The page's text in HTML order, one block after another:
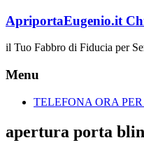
Vai
contenuto
ApriportaEugenio.it
il Tuo Fabbro di Fiducia per
Menu
TELEFONA ORA
apertura porta